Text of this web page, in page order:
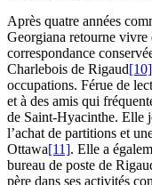
Après quatre années
Georgiana retourne
correspondance
Charlebois de Rigaud[10]
occupations. Férue de
et à des amis qui
de Saint-Hyacinthe. Elle
l’achat de partitions et
Ottawa[11]. Elle a
bureau de poste de
père dans ses activités